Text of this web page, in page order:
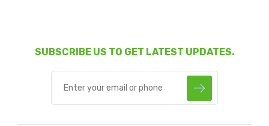
SUBSCRIBE US TO GET LATEST UPDATES.